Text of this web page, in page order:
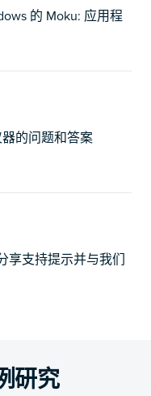
的 Moku: 应用程
的问题和答案
享支持提示并与我们
研究